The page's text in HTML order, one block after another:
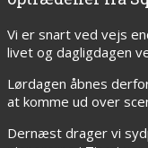
Vi er snart ved vejs
livet og dagligdagen
Lørdagen åbnes
at komme ud over
Dernæst drager vi